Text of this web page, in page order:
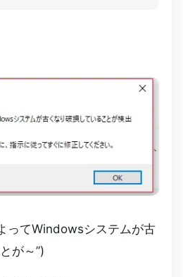
ってWindowsシステムが古
が～”)